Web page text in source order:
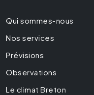
Qui sommes-nous
Nos services
Prévisions
Observations
Le climat Breton